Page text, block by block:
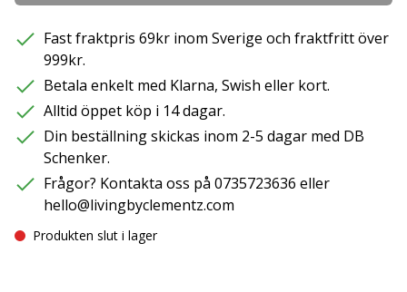
Fast fraktpris 69kr inom Sverige och fraktfritt över
999kr.
Betala enkelt med Klarna, Swish eller kort.
Alltid öppet köp i 14 dagar.
Din beställning skickas inom 2-5 dagar med DB
Schenker.
Frågor? Kontakta oss på 0735723636 eller
hello@livingbyclementz.com
Produkten slut i lager